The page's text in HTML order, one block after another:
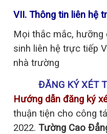
VII. Thông tin liên hệ
Mọi thắc mắc, hưỡng
sinh liên hệ trực tiếp
nhà trường
ĐĂNG KÝ XÉT
Hướng dẫn đăng ký
thuận tiện cho công
2022.Tường Cao